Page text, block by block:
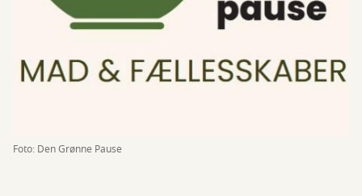
Foto: Den Grønne Pause